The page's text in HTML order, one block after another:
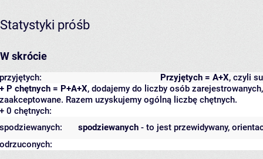
Statystyki próśb
W skrócie
Przyjętych = A+X, czyli
przyjętych:
+ P chętnych = P+A+X, dodajemy do liczby osób
zaakceptowane. Razem uzyskujemy ogólną liczbę chętnych.
+ 0 chętnych:
spodziewanych - to jest przewidywany,
spodziewanych:
odrzuconych: